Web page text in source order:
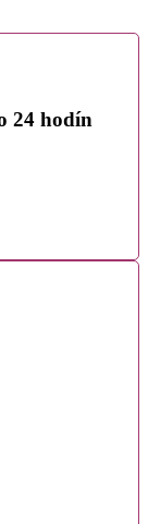
24 hodín